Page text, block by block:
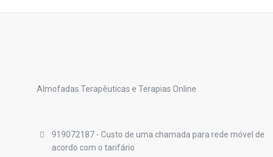
Almofadas Terapêuticas e Terapias Online
919072187 - Custo de uma chamada para rede móvel de
acordo com o tarifário